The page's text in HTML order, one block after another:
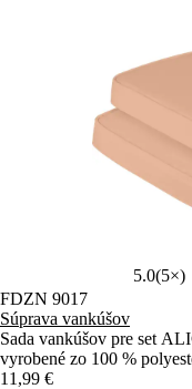
5.0(5×)
FDZN 9017
Súprava vankúšov
Sada vankúšov pre set
vyrobené zo 100 %
11,99 €